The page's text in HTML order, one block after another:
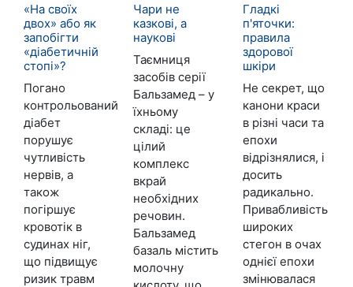
«На своїх
двох» або як
запобігти
«діабетичній
стопі»?
Погано
контрольований
діабет
порушує
чутливість
нервів, а
також
погіршує
кровотік в
судинах ніг,
що підвищує
ризик травм
Чари не
казкові, а
наукові
Таємниця
засобів серії
Бальзамед – у
їхньому
складі: це
цілий
комплекс
вкрай
необхідних
речовин.
Бальзамед
базаль містить
молочну
Гладкі
п'яточки:
правила
здорової
шкіри
Не секрет, що
канони краси
в різні часи та
епохи
відрізнялися, і
досить
радикально.
Привабливість
широких
стегон в очах
однієї епохи
змінювалася